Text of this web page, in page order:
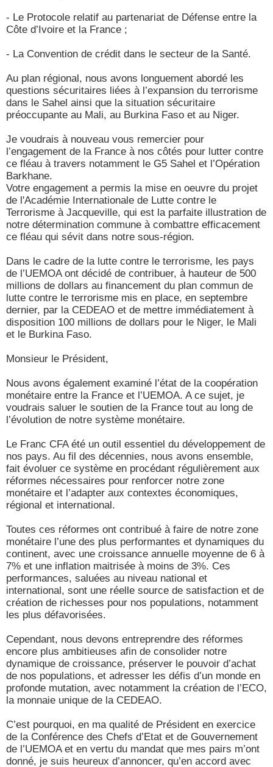
- Le Protocole relatif au partenariat de Défense entre la
Côte d’Ivoire et la France ;
- La Convention de crédit dans le secteur de la Santé.
Au plan régional, nous avons longuement abordé les
questions sécuritaires liées à l’expansion du terrorisme
dans le Sahel ainsi que la situation sécuritaire
préoccupante au Mali, au Burkina Faso et au Niger.
Je voudrais à nouveau vous remercier pour
l’engagement de la France à nos côtés pour lutter contre
ce fléau à travers notamment le G5 Sahel et l’Opération
Barkhane.
Votre engagement a permis la mise en oeuvre du projet
de l'Académie Internationale de Lutte contre le
Terrorisme à Jacqueville, qui est la parfaite illustration de
notre détermination commune à combattre efficacement
ce fléau qui sévit dans notre sous-région.
Dans le cadre de la lutte contre le terrorisme, les pays
de l’UEMOA ont décidé de contribuer, à hauteur de 500
millions de dollars au financement du plan commun de
lutte contre le terrorisme mis en place, en septembre
dernier, par la CEDEAO et de mettre immédiatement à
disposition 100 millions de dollars pour le Niger, le Mali
et le Burkina Faso.
Monsieur le Président,
Nous avons également examiné l’état de la coopération
monétaire entre la France et l’UEMOA. A ce sujet, je
voudrais saluer le soutien de la France tout au long de
l’évolution de notre système monétaire.
Le Franc CFA été un outil essentiel du développement de
nos pays. Au fil des décennies, nous avons ensemble,
fait évoluer ce système en procédant régulièrement aux
réformes nécessaires pour renforcer notre zone
monétaire et l’adapter aux contextes économiques,
régional et international.
Toutes ces réformes ont contribué à faire de notre zone
monétaire l’une des plus performantes et dynamiques du
continent, avec une croissance annuelle moyenne de 6 à
7% et une inflation maitrisée à moins de 3%. Ces
performances, saluées au niveau national et
international, sont une réelle source de satisfaction et de
création de richesses pour nos populations, notamment
les plus défavorisées.
Cependant, nous devons entreprendre des réformes
encore plus ambitieuses afin de consolider notre
dynamique de croissance, préserver le pouvoir d’achat
de nos populations, et adresser les défis d’un monde en
profonde mutation, avec notamment la création de l’ECO,
la monnaie unique de la CEDEAO.
C’est pourquoi, en ma qualité de Président en exercice
de la Conférence des Chefs d’Etat et de Gouvernement
de l’UEMOA et en vertu du mandat que mes pairs m’ont
donné, je suis heureux d’annoncer, qu’en accord avec